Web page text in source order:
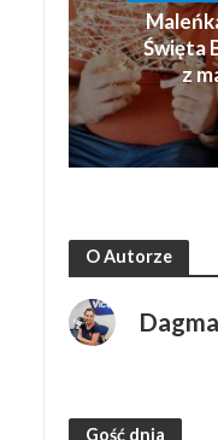
Święta
z
O Autorze
Gość dnia